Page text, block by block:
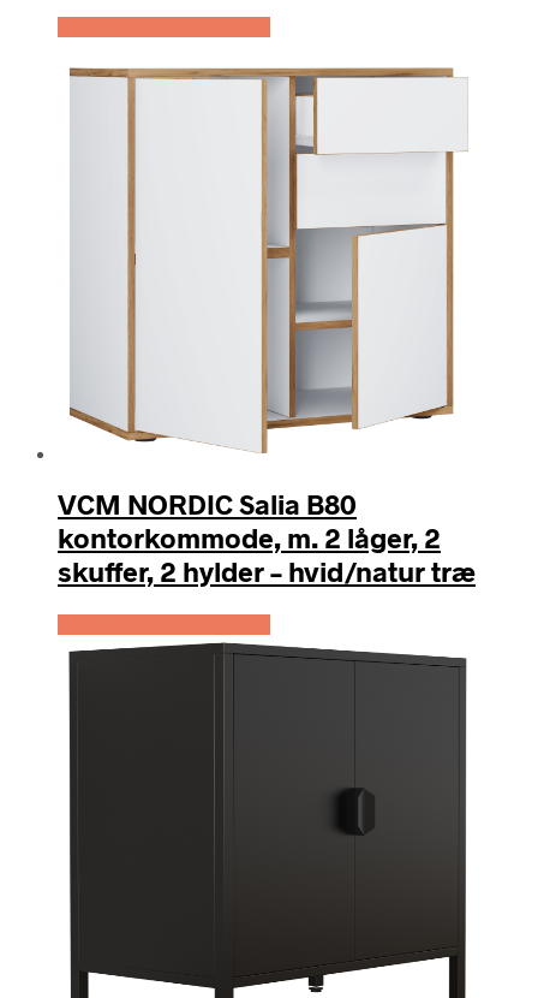
VCM NORDIC Salia B80
kontorkommode, m. 2 låger, 2
skuffer, 2 hylder – hvid/natur træ